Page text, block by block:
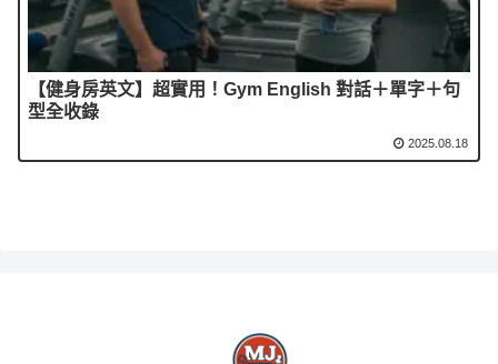
【健身房英文】超實用！Gym English 對話＋單字＋句
型全收錄
2025.08.18